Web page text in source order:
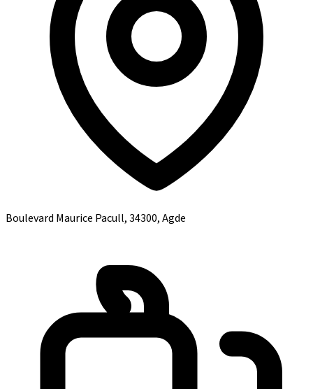
Boulevard Maurice Pacull, 34300, Agde